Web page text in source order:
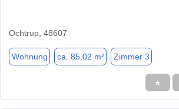
Ochtrup, 48607
Wohnung ca. 85,02 m² Zimmer 3
★